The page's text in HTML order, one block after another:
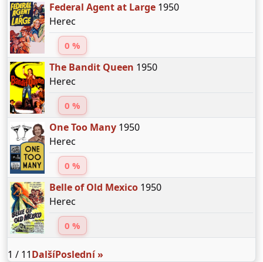
Federal Agent at Large1950
Herec
0 %
The Bandit Queen 1950
Herec
0 %
One Too Many1950
Herec
0 %
Belle of Old Mexico1950
Herec
0 %
1 / 11DalšíPoslední »